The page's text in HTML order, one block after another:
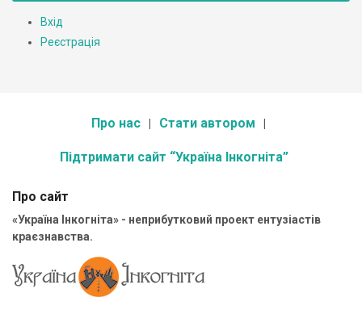
Вхід
Реєстрація
Про нас Стати автором
Підтримати сайт “Україна Інкогніта”
Про сайт
«Україна Інкогніта» - неприбутковий проект ентузіастів
краєзнавства.